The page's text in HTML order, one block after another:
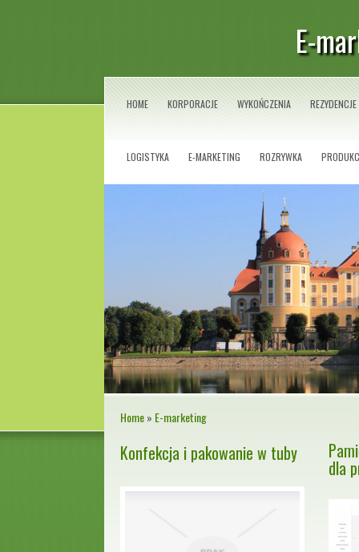
E-
HOME KORPORACJE WYKOŃCZENIA REZYDENCJE
LOGISTYKA E-MARKETING ROZRYWKA
Home» E-marketing
Konfekcja i pakowanie w tuby
dla